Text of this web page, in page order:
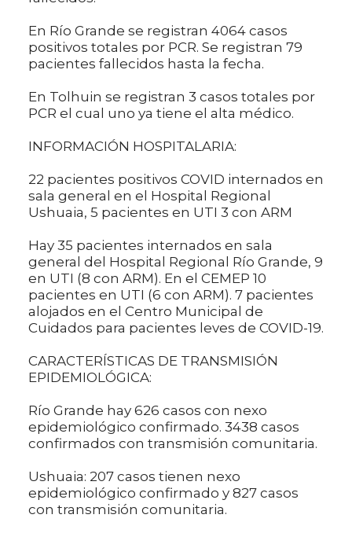
En Río Grande se registran 4064 casos
positivos totales por PCR. Se registran 79
pacientes fallecidos hasta la fecha.
En Tolhuin se registran 3 casos totales por
PCR el cual uno ya tiene el alta médico.
INFORMACIÓN HOSPITALARIA:
22 pacientes positivos COVID internados en
sala general en el Hospital Regional
Ushuaia, 5 pacientes en UTI 3 con ARM
Hay 35 pacientes internados en sala
general del Hospital Regional Río Grande, 9
en UTI (8 con ARM). En el CEMEP 10
pacientes en UTI (6 con ARM). 7 pacientes
alojados en el Centro Municipal de
Cuidados para pacientes leves de COVID-19.
CARACTERÍSTICAS DE TRANSMISIÓN
EPIDEMIOLÓGICA:
Río Grande hay 626 casos con nexo
epidemiológico confirmado. 3438 casos
confirmados con transmisión comunitaria.
Ushuaia: 207 casos tienen nexo
epidemiológico confirmado y 827 casos
con transmisión comunitaria.